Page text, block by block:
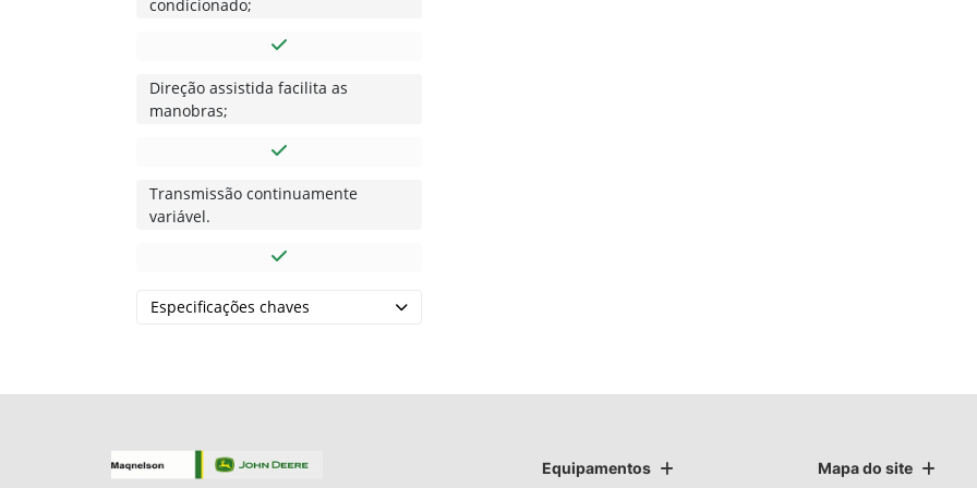
condicionado;
Direção assistida facilita as
manobras;
Transmissão continuamente
variável.
Especificações chaves
Equipamentos Mapa do site